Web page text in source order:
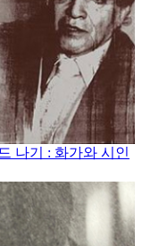
나기 : 화가와 시인